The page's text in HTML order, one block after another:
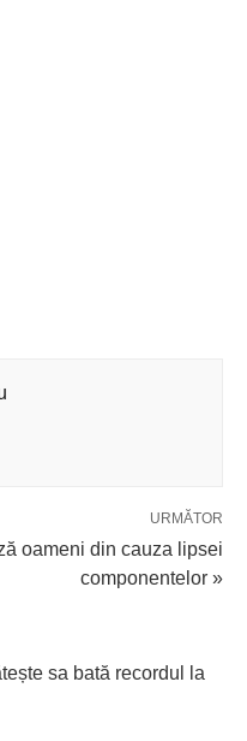
URMĂTOR
oameni din cauza lipsei
componentelor »
sa bată recordul la